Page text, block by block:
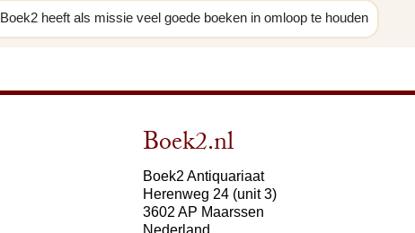
Boek2 heeft als missie veel goede boeken in omloop te houden
Boek2.nl
Boek2 Antiquariaat
Herenweg 24 (unit 3)
3602 AP Maarssen
Nederland